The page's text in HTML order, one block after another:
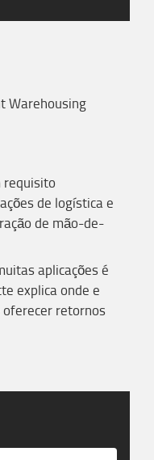
Warehousing
requisito
de logística e
de mão-de-
aplicações é
explica onde e
oferecer retornos